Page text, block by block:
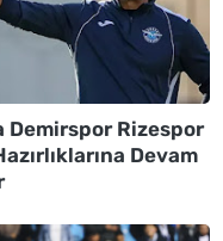
Demirspor Rizespor
Devam